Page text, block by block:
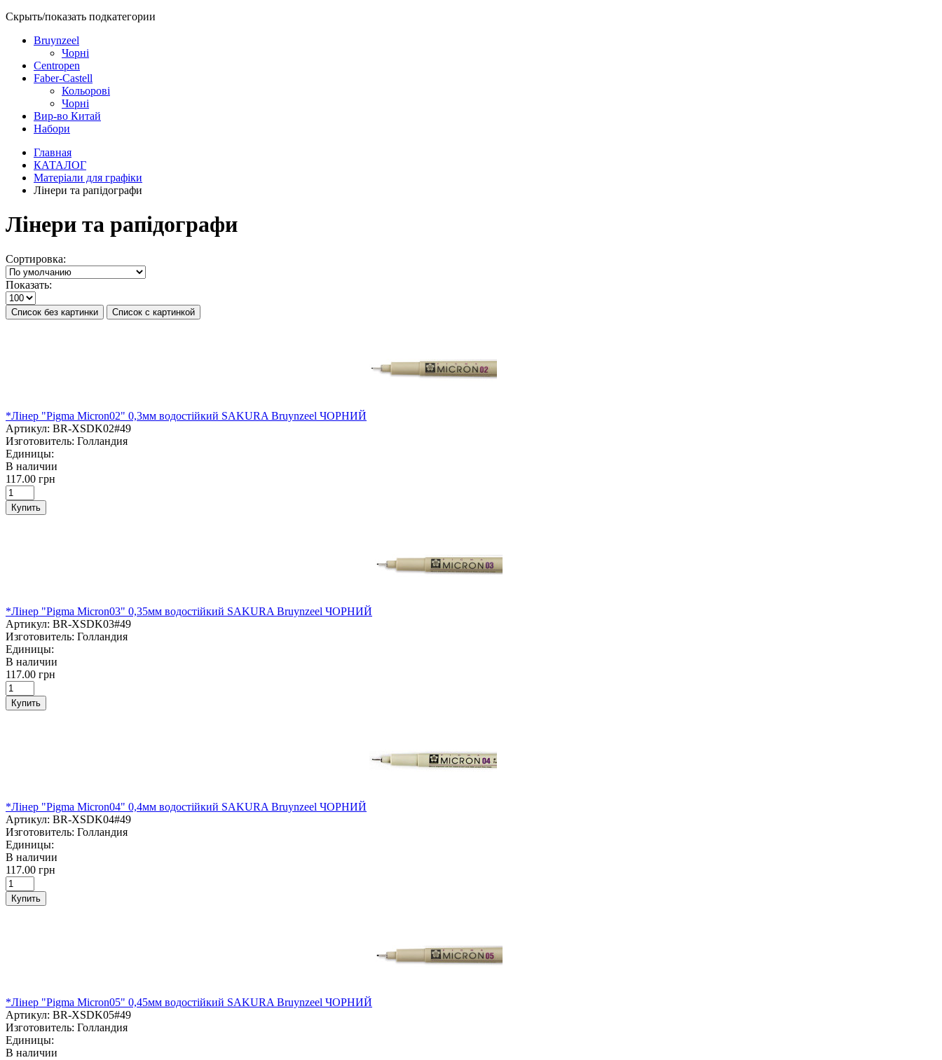
Скрыть/показать подкатегории
Bruynzeel
Чорні
Centropen
Faber-Castell
Кольорові
Чорні
Вир-во Китай
Набори
Главная
КАТАЛОГ
Матеріали для графіки
Лінери та рапідографи
Лінери та рапідографи
Сортировка:
Показать:
Список без картинки Список с картинкой
*Лінер "Pigma Micron02" 0,3мм водостійкий SAKURA Bruynzeel ЧОРНИЙ
Артикул: BR-XSDK02#49
Изготовитель: Голландия
Единицы:
В наличии
117.00 грн
Купить
*Лінер "Pigma Micron03" 0,35мм водостійкий SAKURA Bruynzeel ЧОРНИЙ
Артикул: BR-XSDK03#49
Изготовитель: Голландия
Единицы:
В наличии
117.00 грн
Купить
*Лінер "Pigma Micron04" 0,4мм водостійкий SAKURA Bruynzeel ЧОРНИЙ
Артикул: BR-XSDK04#49
Изготовитель: Голландия
Единицы:
В наличии
117.00 грн
Купить
*Лінер "Pigma Micron05" 0,45мм водостійкий SAKURA Bruynzeel ЧОРНИЙ
Артикул: BR-XSDK05#49
Изготовитель: Голландия
Единицы:
В наличии